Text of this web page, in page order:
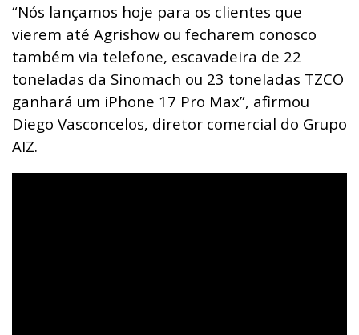
“Nós lançamos hoje para os clientes que
vierem até Agrishow ou fecharem conosco
também via telefone, escavadeira de 22
toneladas da Sinomach ou 23 toneladas TZCO
ganhará um iPhone 17 Pro Max”, afirmou
Diego Vasconcelos, diretor comercial do Grupo
AIZ.